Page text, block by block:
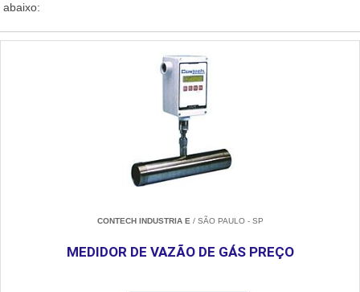
abaixo:
CONTECH INDUSTRIA E/ SÃO PAULO - SP
MEDIDOR DE VAZÃO DE GÁS PREÇO